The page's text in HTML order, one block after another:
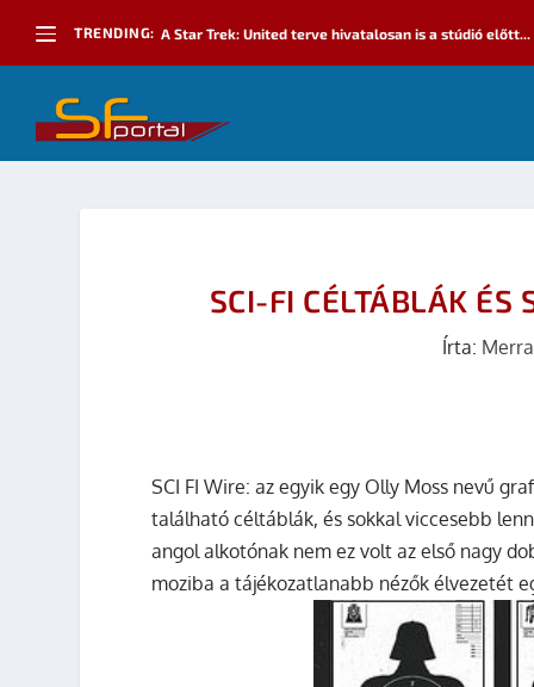
TRENDING: A Star Trek: United terve hivatalosan is a stúdió előtt...
SCI-FI CÉLTÁBLÁK ÉS
Írta:
SCI FI Wire: az egyik egy Olly Moss nevű
található céltáblák, és sokkal viccesebb
angol alkotónak nem ez volt az első nagy
moziba a tájékozatlanabb nézők élvezetét